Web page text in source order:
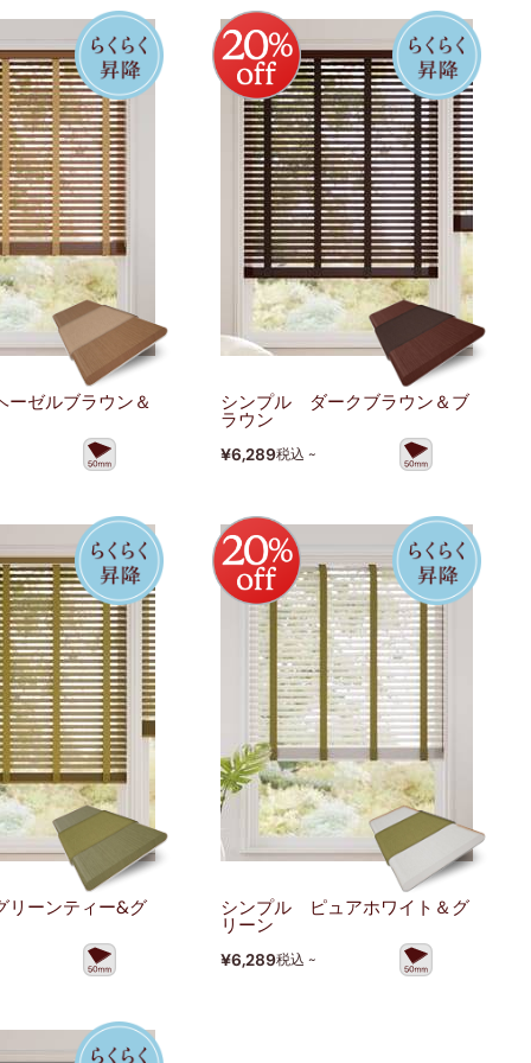
ゼルブラウン＆ シンプル ダークブラウン＆ブ
ラウン
¥6,289税込 ~
ーンティー&グ シンプル ピュアホワイト＆グ
リーン
¥6,289税込 ~